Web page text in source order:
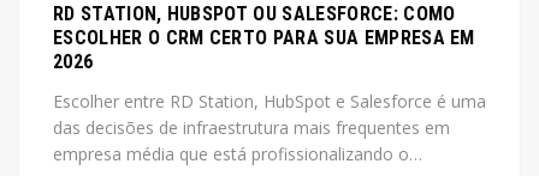
RD STATION, HUBSPOT OU SALESFORCE: COMO
ESCOLHER O CRM CERTO PARA SUA EMPRESA EM
2026
Escolher entre RD Station, HubSpot e Salesforce é uma
das decisões de infraestrutura mais frequentes em
empresa média que está profissionalizando o